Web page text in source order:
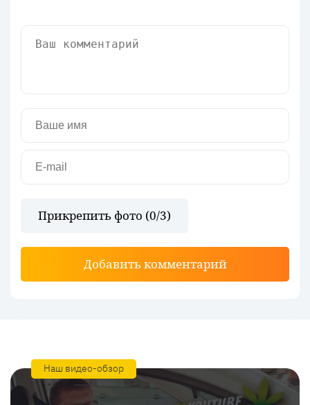
Прикрепить фото (0/3)
Добавить комментарий
Наш видео-обзор